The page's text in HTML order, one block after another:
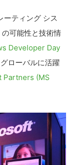
ーティング シス
可能性と技術情
Developer Day
ローバルに活躍
Partners (MS